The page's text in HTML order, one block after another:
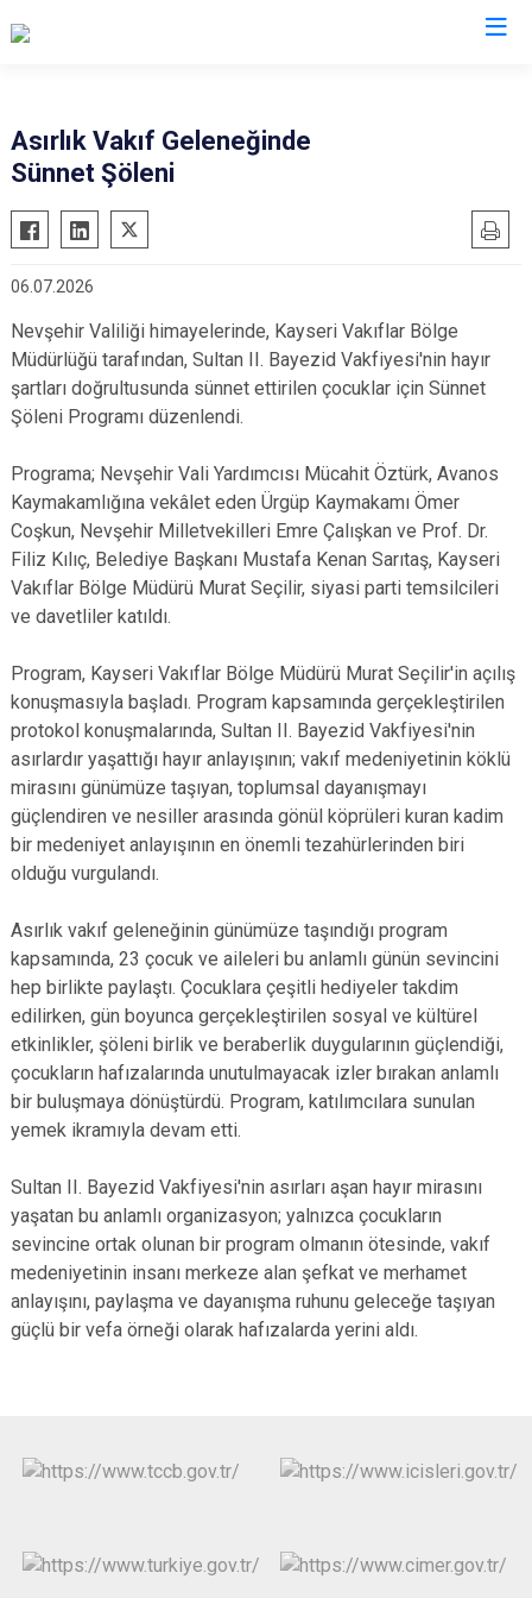
Acıgöl
Avanos
Gülşehir
Hacıbektaş
Kozaklı
Ürgüp
Asırlık Vakıf Geleneğinde
Sünnet Şöleni
06.07.2026
Nevşehir Valiliği himayelerinde, Kayseri Vakıflar Bölge
Müdürlüğü tarafından, Sultan II. Bayezid Vakfiyesi'nin hayır
şartları doğrultusunda sünnet ettirilen çocuklar için Sünnet
Şöleni Programı düzenlendi.
Programa; Nevşehir Vali Yardımcısı Mücahit Öztürk, Avanos
Kaymakamlığına vekâlet eden Ürgüp Kaymakamı Ömer
Coşkun, Nevşehir Milletvekilleri Emre Çalışkan ve Prof. Dr.
Filiz Kılıç, Belediye Başkanı Mustafa Kenan Sarıtaş, Kayseri
Vakıflar Bölge Müdürü Murat Seçilir, siyasi parti temsilcileri
ve davetliler katıldı.
Program, Kayseri Vakıflar Bölge Müdürü Murat Seçilir'in açılış
konuşmasıyla başladı. Program kapsamında gerçekleştirilen
protokol konuşmalarında, Sultan II. Bayezid Vakfiyesi'nin
asırlardır yaşattığı hayır anlayışının; vakıf medeniyetinin köklü
mirasını günümüze taşıyan, toplumsal dayanışmayı
güçlendiren ve nesiller arasında gönül köprüleri kuran kadim
bir medeniyet anlayışının en önemli tezahürlerinden biri
olduğu vurgulandı.
Asırlık vakıf geleneğinin günümüze taşındığı program
kapsamında, 23 çocuk ve aileleri bu anlamlı günün sevincini
hep birlikte paylaştı. Çocuklara çeşitli hediyeler takdim
edilirken, gün boyunca gerçekleştirilen sosyal ve kültürel
etkinlikler, şöleni birlik ve beraberlik duygularının güçlendiği,
çocukların hafızalarında unutulmayacak izler bırakan anlamlı
bir buluşmaya dönüştürdü. Program, katılımcılara sunulan
yemek ikramıyla devam etti.
Sultan II. Bayezid Vakfiyesi'nin asırları aşan hayır mirasını
yaşatan bu anlamlı organizasyon; yalnızca çocukların
sevincine ortak olunan bir program olmanın ötesinde, vakıf
medeniyetinin insanı merkeze alan şefkat ve merhamet
anlayışını, paylaşma ve dayanışma ruhunu geleceğe taşıyan
güçlü bir vefa örneği olarak hafızalarda yerini aldı.